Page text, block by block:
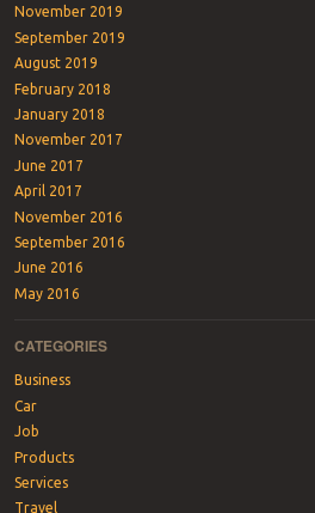
November 2019
September 2019
August 2019
February 2018
January 2018
November 2017
June 2017
April 2017
November 2016
September 2016
June 2016
May 2016
CATEGORIES
Business
Car
Job
Products
Services
Travel